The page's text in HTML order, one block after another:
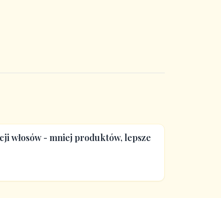
włosów - mniej produktów, lepsze